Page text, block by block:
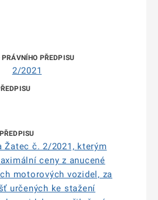
2/2021
Žatec č. 2/2021, kterým
ceny z anucené
motorových vozidel, za
určených ke stažení